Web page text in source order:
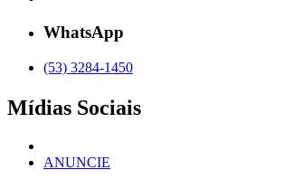
WhatsApp
(53) 3284-1450
Mídias Sociais
ANUNCIE